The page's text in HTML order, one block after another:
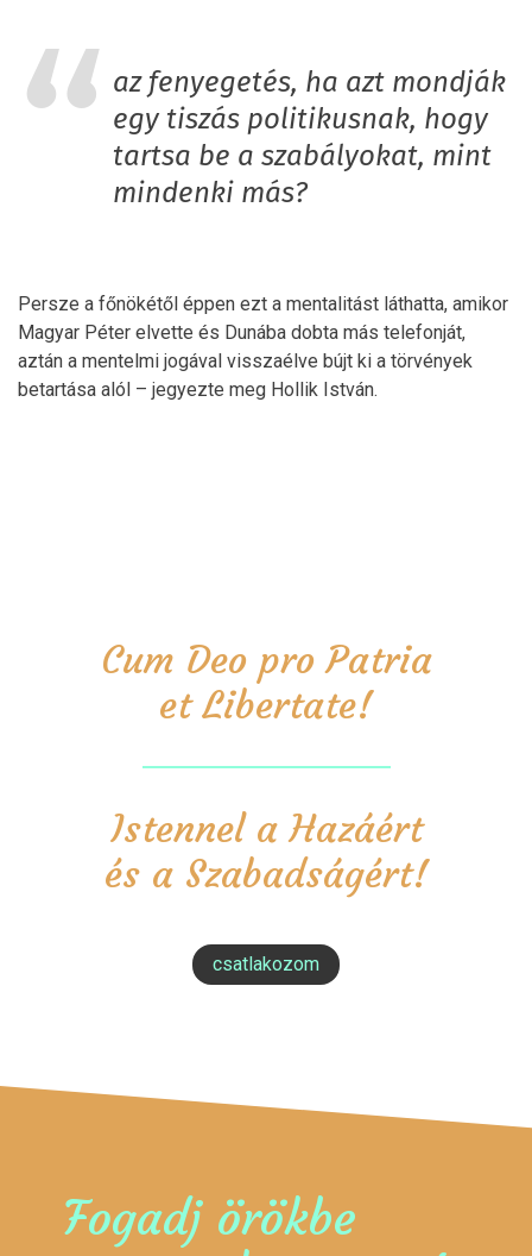
az fenyegetés, ha azt mondják
egy tiszás politikusnak, hogy
tartsa be a szabályokat, mint
mindenki más?
Persze a főnökétől éppen ezt a mentalitást láthatta, amikor
Magyar Péter elvette és Dunába dobta más telefonját,
aztán a mentelmi jogával visszaélve bújt ki a törvények
betartása alól – jegyezte meg Hollik István.
Cum Deo pro Patria
et Libertate!
Istennel a Hazáért
és a Szabadságért!
csatlakozom
Fogadj örökbe